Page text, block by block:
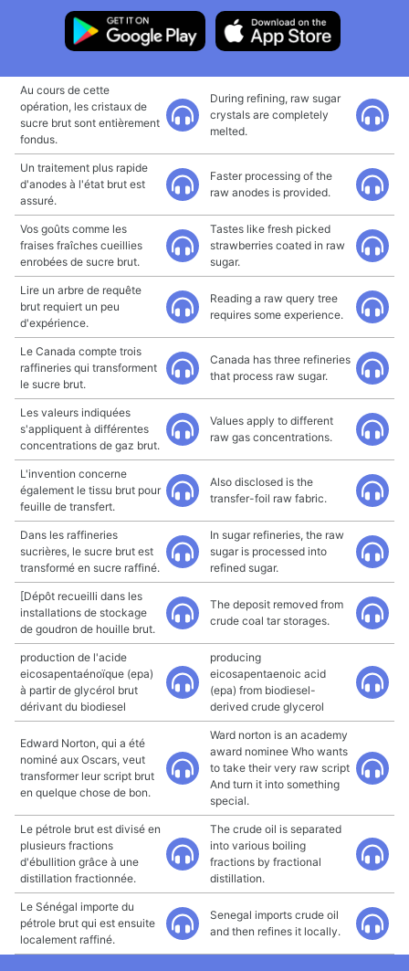
Au cours de cette
opération, les cristaux de
sucre brut sont entièrement
fondus.
During refining, raw sugar
crystals are completely
melted.
Un traitement plus rapide
d'anodes à l'état brut est
assuré.
Faster processing of the
raw anodes is provided.
Vos goûts comme les
fraises fraîches cueillies
enrobées de sucre brut.
Tastes like fresh picked
strawberries coated in raw
sugar.
Lire un arbre de requête
brut requiert un peu
d'expérience.
Reading a raw query tree
requires some experience.
Le Canada compte trois
raffineries qui transforment
le sucre brut.
Canada has three refineries
that process raw sugar.
Les valeurs indiquées
s'appliquent à différentes
concentrations de gaz brut.
Values apply to different
raw gas concentrations.
L'invention concerne
également le tissu brut pour
feuille de transfert.
Also disclosed is the
transfer-foil raw fabric.
Dans les raffineries
sucrières, le sucre brut est
transformé en sucre raffiné.
In sugar refineries, the raw
sugar is processed into
refined sugar.
[Dépôt recueilli dans les
installations de stockage
de goudron de houille brut.
The deposit removed from
crude coal tar storages.
production de l'acide
eicosapentaénoïque (epa)
à partir de glycérol brut
dérivant du biodiesel
producing
eicosapentaenoic acid
(epa) from biodiesel-
derived crude glycerol
Edward Norton, qui a été
nominé aux Oscars, veut
transformer leur script brut
en quelque chose de bon.
Ward norton is an academy
award nominee Who wants
to take their very raw script
And turn it into something
special.
Le pétrole brut est divisé en
plusieurs fractions
d'ébullition grâce à une
distillation fractionnée.
The crude oil is separated
into various boiling
fractions by fractional
distillation.
Le Sénégal importe du
pétrole brut qui est ensuite
localement raffiné.
Senegal imports crude oil
and then refines it locally.